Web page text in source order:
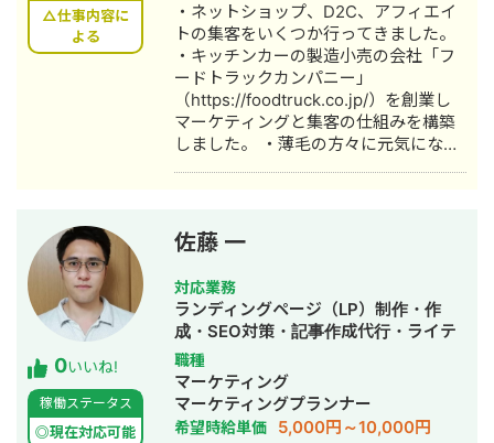
△仕事内容に
よる
・ネットショップ、D2C、アフィエイ
トの集客をいくつか行ってきました。
・キッチンカーの製造小売の会社「フ
ードトラックカンパニー」
（https://foodtruck.co.jp/）を創業し
マーケティングと集客の仕組みを構築
しました。 ・薄毛の方々に元気になっ
0いいね!
稼働ステータス
◎現在対応可能
佐藤 一
対応業務
ランディングページ（LP）制作・作
成・SEO対策・記事作成代行・ライテ
ィング・ホームページ制作・作成・リ
スティング広告運用代行
職種
マーケティング
マーケティングプランナー
希望時給単価 5,000円～10,000円